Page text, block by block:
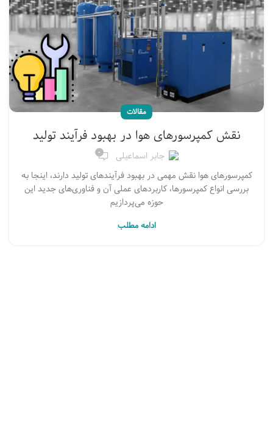
مقالات
نقش کمپرسورهای هوا در بهبود فرآیند تولید
جابر اسماعیلی ۰
کمپرسورهای هوا نقش مهمی در بهبود فرآیندهای تولید دارند، اینجا به
بررسی انواع کمپرسورها، کاربردهای عملی آن و فناوری‌های جدید این
حوزه می‌پردازیم
ادامه مطلب